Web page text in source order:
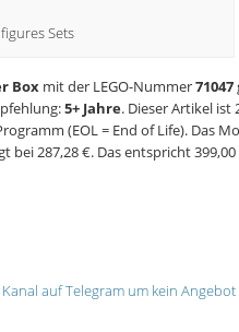
Sets
Boxmit der LEGO-Nummer71047
5+ Jahre. Dieser Artikel ist
(EOL = End of Life). Das
bei 287,28 €. Das entspricht
auf Telegram um kein